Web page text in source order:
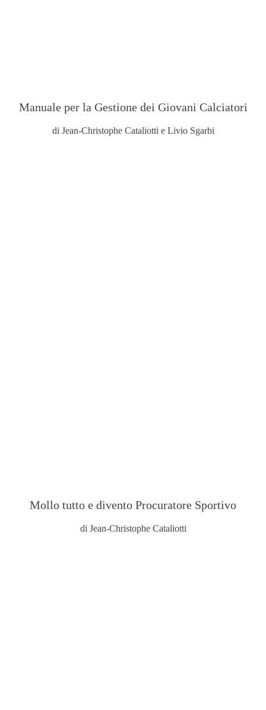
Manuale per la Gestione dei Giovani Calciatori
di Jean-Christophe Cataliotti e Livio Sgarbi
Mollo tutto e divento Procuratore Sportivo
di Jean-Christophe Cataliotti